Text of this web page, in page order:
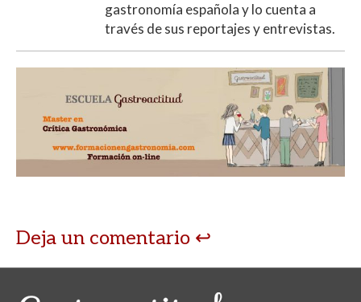
gastronomía española y lo cuenta a
través de sus reportajes y entrevistas.
Deja un comentario